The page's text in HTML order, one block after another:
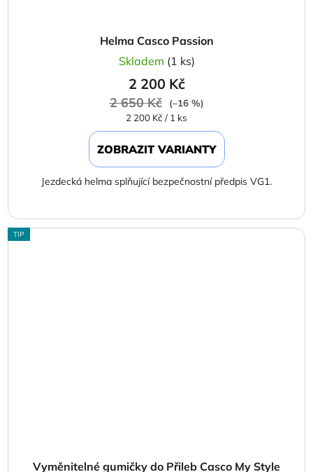
Helma Casco Passion
Skladem (1 ks)
2 200 Kč
2 650 Kč
(–16 %)
Měrná
cena:
2 200 Kč / 1 ks
ZOBRAZIT VARIANTY
Jezdecká helma splňující bezpečnostní předpis VG1.
TIP
Vyměnitelné gumičky do Přileb Casco My Style